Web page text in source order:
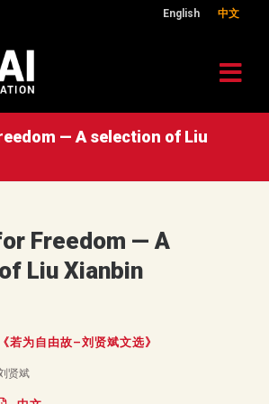
English 中文
— A selection of Liu
Freedom — A
Liu Xianbin
《若为自由故–刘贤斌文选》
贤斌